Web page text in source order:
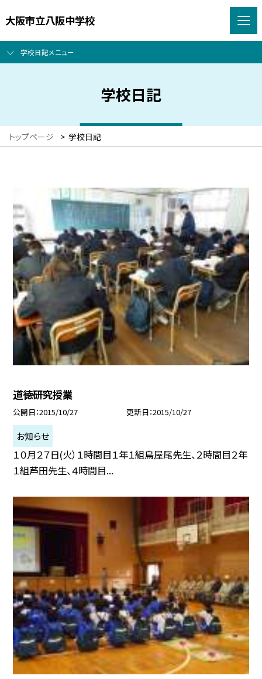
大阪市立八阪中学校
学校日記メニュー
学校日記
トップページ > 学校日記
道徳研究授業
公開日 2015/10/27 更新日 2015/10/27
お知らせ
１０月２７日(火）１時間目１年１組鳥屋尾先生、２時間目２年
１組芦田先生、４時間目...